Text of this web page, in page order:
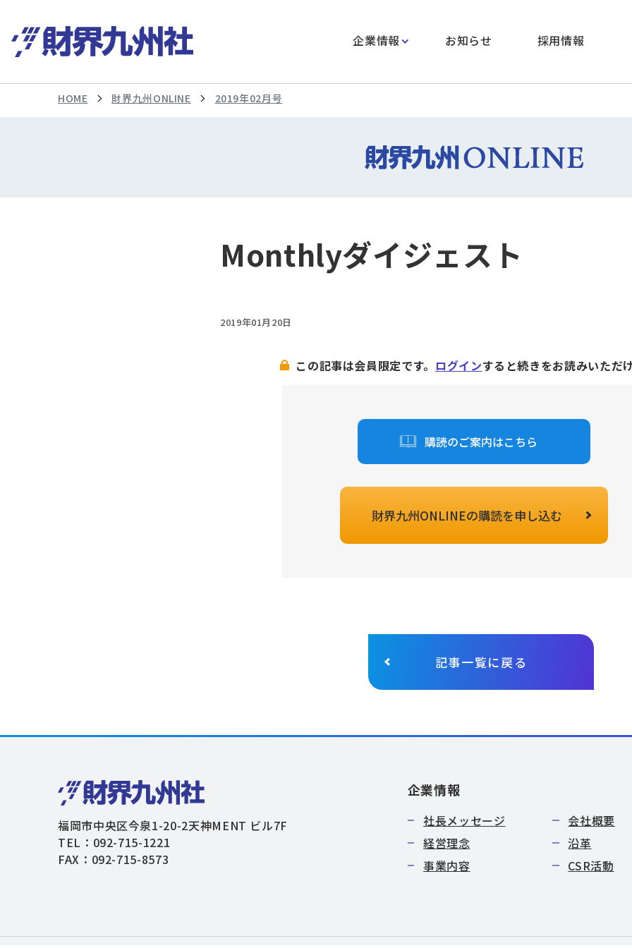
企業情報 お知らせ 採用情報
HOME 財界九州ONLINE 2019年02月号
Monthlyダイジェスト
2019年01月20日
この記事は会員限定です。 ログインすると続きをお読みいただけ
購読のご案内はこちら
財界九州ONLINEの購読を申し込む
記事一覧に戻る
福岡市中央区今泉1-20-2天神MENT ビル7F
TEL：092-715-1221
FAX：092-715-8573
企業情報
社長メッセージ
会社概要
経営理念
沿革
事業内容
CSR活動